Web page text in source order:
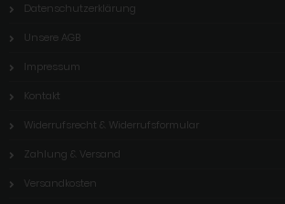
Datenschutzerklärung
Unsere AGB
Impressum
Kontakt
Widerrufsrecht & Widerrufsformular
Zahlung & Versand
Versandkosten